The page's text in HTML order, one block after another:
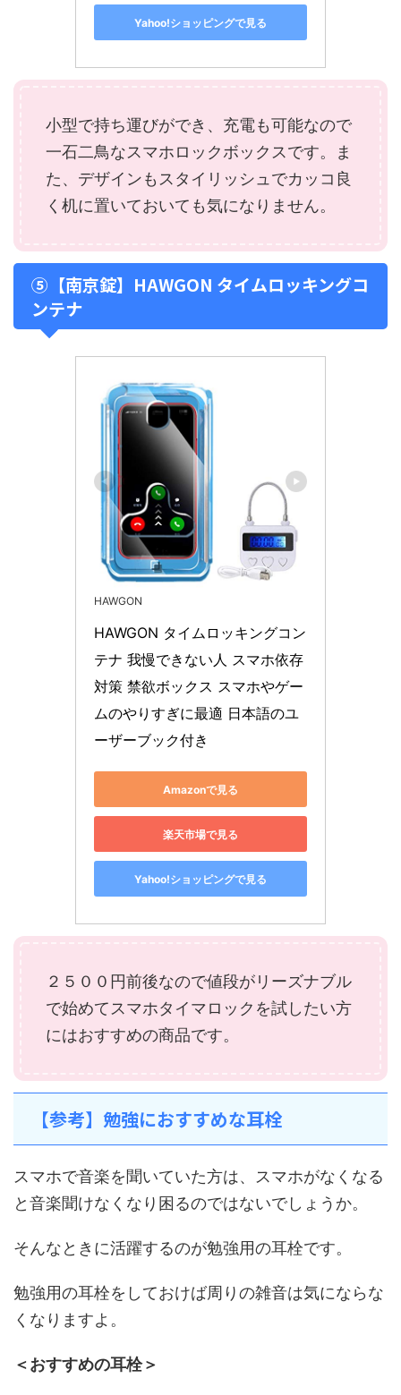
Yahoo!ショッピングで見る
小型で持ち運びができ、充電も可能なので
一石二鳥なスマホロックボックスです。ま
た、デザインもスタイリッシュでカッコ良
く机に置いておいても気になりません。
⑤【南京錠】HAWGON タイムロッキングコ
ンテナ
HAWGON
HAWGON タイムロッキングコン
テナ 我慢できない人 スマホ依存
対策 禁欲ボックス スマホやゲー
ムのやりすぎに最適 日本語のユ
ーザーブック付き
Amazonで見る
楽天市場で見る
Yahoo!ショッピングで見る
２５００円前後なので値段がリーズナブル
で始めてスマホタイマロックを試したい方
にはおすすめの商品です。
【参考】勉強におすすめな耳栓
スマホで音楽を聞いていた方は、スマホがなくなる
と音楽聞けなくなり困るのではないでしょうか。
そんなときに活躍するのが勉強用の耳栓です。
勉強用の耳栓をしておけば周りの雑音は気にならな
くなりますよ。
＜おすすめの耳栓＞